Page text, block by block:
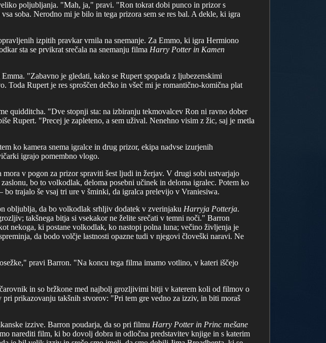
poljubljanja. "Mah, ja," pravi. "Ron tokrat dobi punco in prizor s
soba. Nerodno mi je bilo in tega prizora sem se res bal. A dekle, ki igra
izpitih pravkar vrnila na snemanje. Za Emmo, ki igra Hermiono
sta se prvikrat srečala na snemanju filma Harry Potter in Kamen
"Zabavno je gledati, kako se Rupert spopada z ljubezenskimi
Toda Rupert je res sproščen dečko in všeč mi je romantično-komična plat
quidditcha. "Dve stopnji sta: na izbiranju tekmovalcev Ron ni ravno dober
Rupert. "Precej je zapleteno, a sem užival. Nenehno visim z žic, saj je metla
ko kamera snema igralce in drug prizor, ekipa nadvse izurjenih
igrajo pomembno vlogo.
v pogon za prizor spraviti šest ljudi in žerjav. V drugi sobi ustvarjajo
bo to volkodlak, deloma posebni učinek in deloma igralec. Potem ko
trajalo še vsaj tri ure v šminki, da igralca prelevijo v Vraniesiwa.
obljublja, da bo volkodlak srhljiv dodatek v zverinjaku Harryja Potterja.
takšnega bitja si vsekakor ne želite srečati v temni noči." Barron
nekoga, ki postane volkodlak, ko nastopi polna luna; večino življenja je
da bodo volčje lastnosti opazne tudi v njegovi človeški naravi. Ne
pravi Barron. "Na koncu tega filma imamo votlino, v kateri iščejo
in so bržkone med najbolj grozljivimi bitji v katerem koli od filmov o
prikazovanju takšnih stvorov: "Pri tem gre vedno za izziv, in biti moraš
izzive. Barron poudarja, da so pri filmu Harry Potter in Princ mešane
narediti film, ki bo dovolj dobra in odločna predstavitev knjige in s katerim